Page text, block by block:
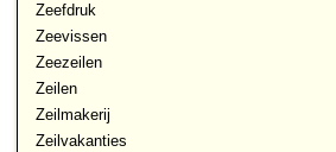
Zeefdruk
Zeevissen
Zeezeilen
Zeilen
Zeilmakerij
Zeilvakanties